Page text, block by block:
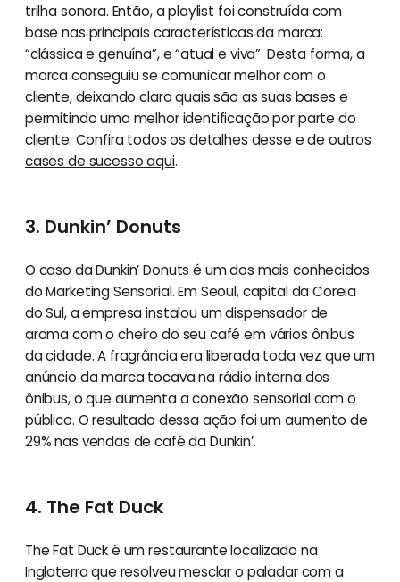
trilha sonora. Então, a playlist foi construída com
base nas principais características da marca:
“clássica e genuína”, e “atual e viva”. Desta forma, a
marca conseguiu se comunicar melhor com o
cliente, deixando claro quais são as suas bases e
permitindo uma melhor identificação por parte do
cliente. Confira todos os detalhes desse e de outros
cases de sucesso aqui.
3. Dunkin’ Donuts
O caso da Dunkin’ Donuts é um dos mais conhecidos
do Marketing Sensorial. Em Seoul, capital da Coreia
do Sul, a empresa instalou um dispensador de
aroma com o cheiro do seu café em vários ônibus
da cidade. A fragrância era liberada toda vez que um
anúncio da marca tocava na rádio interna dos
ônibus, o que aumenta a conexão sensorial com o
público. O resultado dessa ação foi um aumento de
29% nas vendas de café da Dunkin’.
4. The Fat Duck
The Fat Duck é um restaurante localizado na
Inglaterra que resolveu mesclar o paladar com a